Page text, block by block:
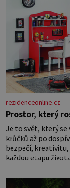
rezidenceonline.cz
Prostor, který
Je to svět, který se
krůčků až po
bezpečí, kreativitu,
každou etapu
miminka měl